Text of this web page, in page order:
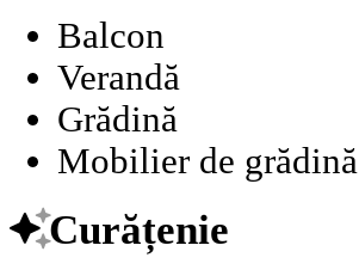
Balcon
Verandă
Grădină
Mobilier de grădină
Curățenie